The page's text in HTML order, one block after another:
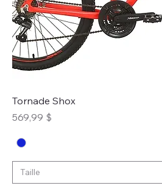
Tornade Shox
Prix
569,99 $